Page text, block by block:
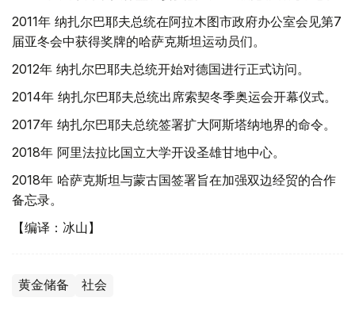
2011年 纳扎尔巴耶夫总统在阿拉木图市政府办公室会见第7
届亚冬会中获得奖牌的哈萨克斯坦运动员们。
2012年 纳扎尔巴耶夫总统开始对德国进行正式访问。
2014年 纳扎尔巴耶夫总统出席索契冬季奥运会开幕仪式。
2017年 纳扎尔巴耶夫总统签署扩大阿斯塔纳地界的命令。
2018年 阿里法拉比国立大学开设圣雄甘地中心。
2018年 哈萨克斯坦与蒙古国签署旨在加强双边经贸的合作
备忘录。
【编译：冰山】
黄金储备 社会